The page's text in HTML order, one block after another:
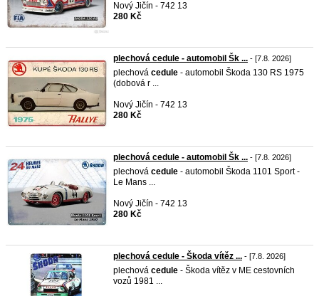
Nový Jičín - 742 13
280 Kč
plechová cedule - automobil Šk ... - [7.8. 2026]
plechová cedule - automobil Škoda 130 RS 1975
(dobová r ...
Nový Jičín - 742 13
280 Kč
plechová cedule - automobil Šk ... - [7.8. 2026]
plechová cedule - automobil Škoda 1101 Sport -
Le Mans ...
Nový Jičín - 742 13
280 Kč
plechová cedule - Škoda vítěz ... - [7.8. 2026]
plechová cedule - Škoda vítěz v ME cestovních
vozů 1981 ...